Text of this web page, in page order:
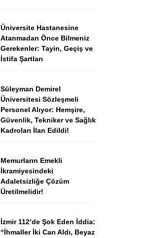
Youtube
Üniversite Hastanesine
Atanmadan Önce Bilmeniz
Gerekenler: Tayin, Geçiş ve
İstifa Şartları
Süleyman Demirel
Üniversitesi Sözleşmeli
Personel Alıyor: Hemşire,
Güvenlik, Tekniker ve Sağlık
Kadroları İlan Edildi!
Memurların Emekli
İkramiyesindeki
Adaletsizliğe Çözüm
Üretilmelidir!
İzmir 112’de Şok Eden İddia:
“İhmaller İki Can Aldı, Beyaz